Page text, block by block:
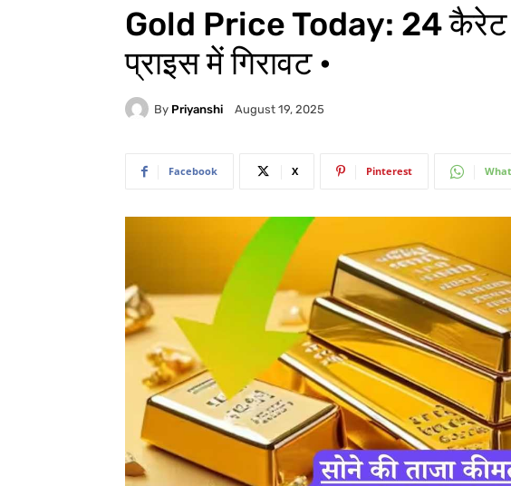
Gold Price Today: 24 कैरेट
प्राइस में गिरावट •
By Priyanshi August 19, 2025
Facebook X Pinterest